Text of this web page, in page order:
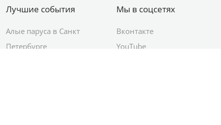
Лучшие события
Алые паруса в Санкт
Петербурге
Мы в соцсетях
Вконтакте
YouTube